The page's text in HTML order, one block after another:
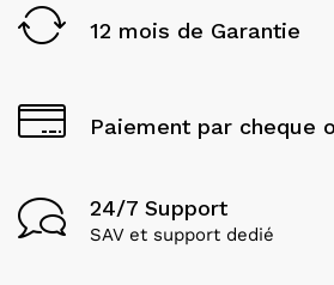
12 mois de Garantie
Paiement par cheque
24/7 Support
SAV et support dedié